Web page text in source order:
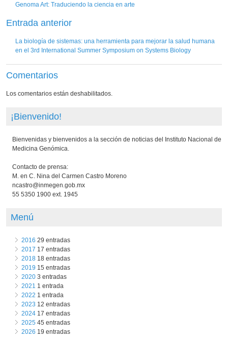
Genoma Art: Traduciendo la ciencia en arte
Entrada anterior
La biología de sistemas: una herramienta para mejorar la salud humana
en el 3rd International Summer Symposium on Systems Biology
Comentarios
Los comentarios están deshabilitados.
¡Bienvenido!
Bienvenidas y bienvenidos a la sección de noticias del Instituto Nacional de
Medicina Genómica.
Contacto de prensa:
M. en C. Nina del Carmen Castro Moreno
ncastro@inmegen.gob.mx
55 5350 1900 ext. 1945
Menú
2016 29 entradas
2017 17 entradas
2018 18 entradas
2019 15 entradas
2020 3 entradas
2021 1 entrada
2022 1 entrada
2023 12 entradas
2024 17 entradas
2025 45 entradas
2026 19 entradas